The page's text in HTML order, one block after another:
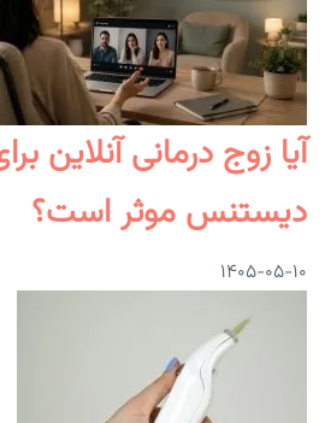
آیا زوج درمانی آنلاین
دیستنس موثر است؟
۱۴۰۵-۰۵-۱۰